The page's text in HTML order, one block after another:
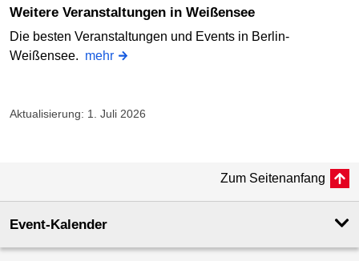
Weitere Veranstaltungen in Weißensee
Die besten Veranstaltungen und Events in Berlin-
Weißensee. mehr
Aktualisierung: 1. Juli 2026
Zum Seitenanfang
Event-Kalender